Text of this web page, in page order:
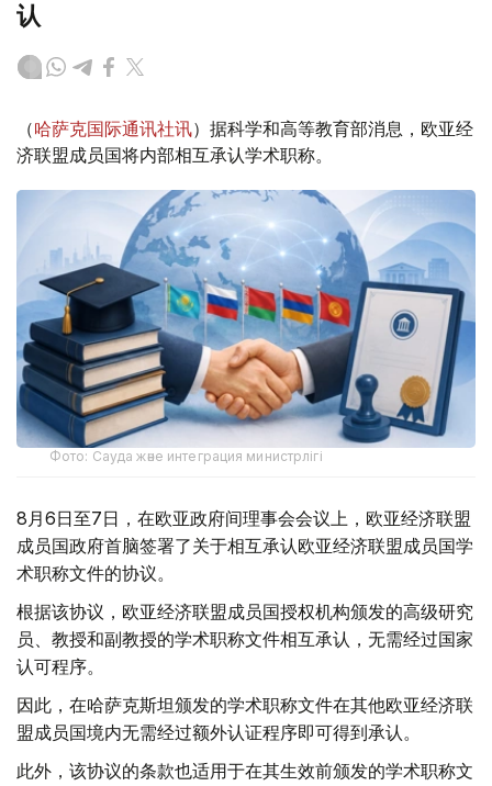
认
（哈萨克国际通讯社讯）据科学和高等教育部消息，欧亚经
济联盟成员国将内部相互承认学术职称。
Фото: Сауда және интеграция министрлігі
8月6日至7日，在欧亚政府间理事会会议上，欧亚经济联盟
成员国政府首脑签署了关于相互承认欧亚经济联盟成员国学
术职称文件的协议。
根据该协议，欧亚经济联盟成员国授权机构颁发的高级研究
员、教授和副教授的学术职称文件相互承认，无需经过国家
认可程序。
因此，在哈萨克斯坦颁发的学术职称文件在其他欧亚经济联
盟成员国境内无需经过额外认证程序即可得到承认。
此外，该协议的条款也适用于在其生效前颁发的学术职称文